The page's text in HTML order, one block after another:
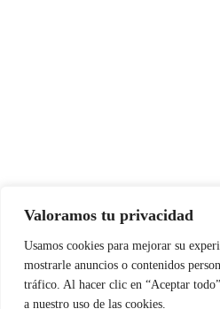
Valoramos tu privacidad
Usamos cookies para mejorar su
mostrarle anuncios o contenidos
tráfico. Al hacer clic en “Aceptar
a nuestro uso de las cookies.